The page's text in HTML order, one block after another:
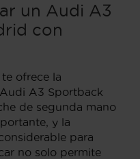
un Audi A3
con
ofrece la
A3 Sportback
de segunda mano
y la
para
no solo permite